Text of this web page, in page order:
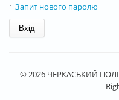
Запит нового паролю
© 2026 ЧЕРКАСЬКИЙ